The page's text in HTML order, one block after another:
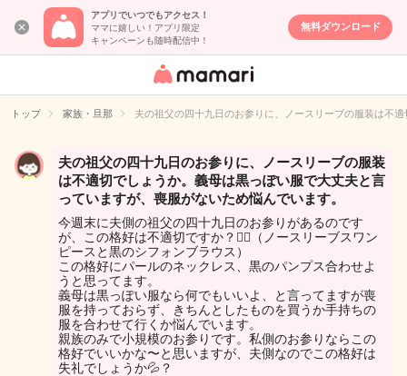
アプリでいつでもアクセス！
ママに嬉しい！アプリ限定
キャンペーンも随時配信中！
無料ダウンロード
女性専用匿名QA
イト
トップ 家族・旦那 夫の祖父の四十九日のお参りに、ノースリーブの服装は不
夫の祖父の四十九日のお参りに、ノースリーブの服装
は不適切でしょうか。義母は黒っぽい服で大丈夫と言
っていますが、喪服がないため悩んでいます。
今週末に夫側の祖父の四十九日のお参りがあるのです
が、この格好は不適切ですか？🙇‍♂️（ノースリーブスワン
ピースと黒のシフォンブラウス）
この格好にパールのネックレス、黒のパンプス合わせよ
うと思ってます。
義母は黒っぽい服なら何でもいいよ、と言ってますが喪
服を持っておらず、きちんとしたものを買うか手持ちの
服を合わせて行くか悩んでいます。
親族のみで小規模のお参りです。私側のお参りならこの
格好でいいかな〜と思いますが、夫側なのでこの格好は
失礼でしょうか💦？